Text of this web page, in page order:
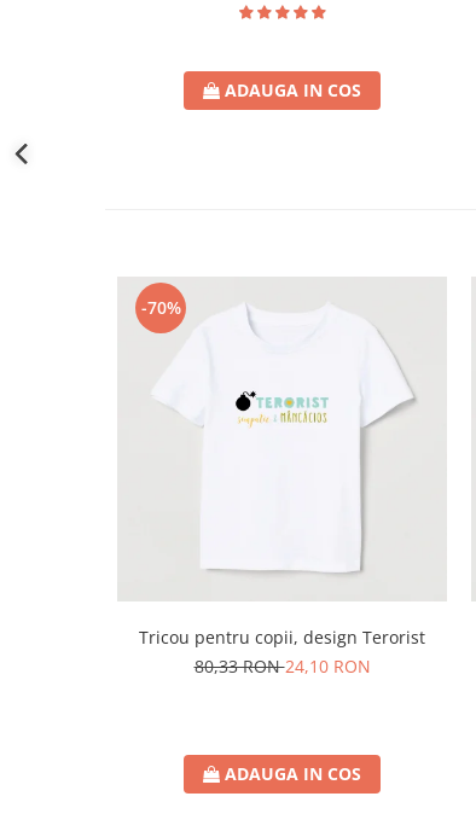
ADAUGA IN COS
-70%
Tricou pentru copii, design Terorist
80,33 RON24,10 RON
ADAUGA IN COS